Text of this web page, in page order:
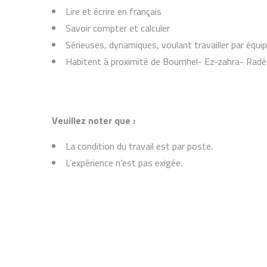
Lire et écrire en français
Savoir compter et calculer
Sérieuses, dynamiques, voulant travailler par
Habitent à proximité de Boumhel- Ez-zahra-
Veuillez noter que :
La condition du travail est par poste.
L’expérience n’est pas exigée.